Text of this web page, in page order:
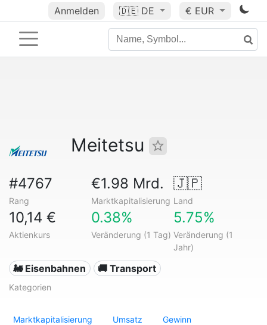
Anmelden 🇩🇪 DE € EUR
Meitetsu
#4767
Rang
€1.98 Mrd.
Marktkapitalisierung
🇯🇵
Land
10,14 €
Aktienkurs
0.38%
Veränderung (1 Tag)
5.75%
Veränderung (1
Jahr)
🚂 Eisenbahnen 🚚 Transport
Kategorien
Marktkapitalisierung Umsatz Gewinn